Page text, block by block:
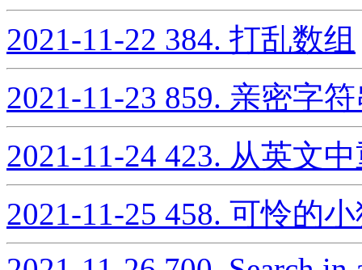
2021-11-22 384. 打乱数组
2021-11-23 859. 亲密字
2021-11-24 423. 从英文
2021-11-25 458. 可怜的